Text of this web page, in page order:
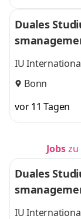
Duales
l
IU
Bonn
vor 11 Tagen
Jobszu
Duales
l
IU